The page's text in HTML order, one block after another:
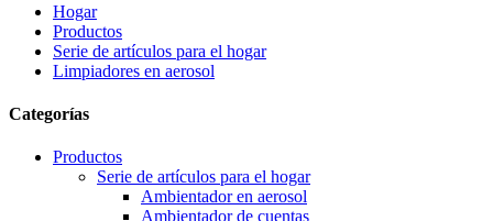
Hogar
Productos
Serie de artículos para el hogar
Limpiadores en aerosol
Categorías
Productos
Serie de artículos para el hogar
Ambientador en aerosol
Ambientador de cuentas